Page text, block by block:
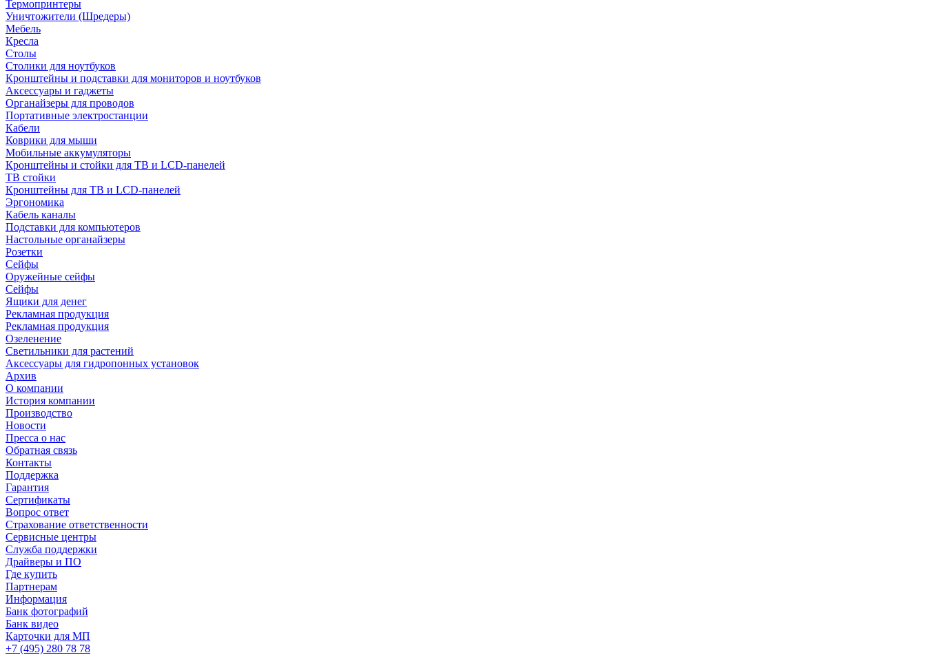
Термопринтеры
Уничтожители (Шредеры)
Мебель
Кресла
Столы
Столики для ноутбуков
Кронштейны и подставки для мониторов и ноутбуков
Аксессуары и гаджеты
Органайзеры для проводов
Портативные электростанции
Кабели
Коврики для мыши
Мобильные аккумуляторы
Кронштейны и стойки для ТВ и LCD-панелей
ТВ стойки
Кронштейны для ТВ и LCD-панелей
Эргономика
Кабель каналы
Подставки для компьютеров
Настольные органайзеры
Розетки
Сейфы
Оружейные сейфы
Сейфы
Ящики для денег
Рекламная продукция
Рекламная продукция
Озеленение
Светильники для растений
Аксессуары для гидропонных установок
Архив
О компании
История компании
Производство
Новости
Пресса о нас
Обратная связь
Контакты
Поддержка
Гарантия
Сертификаты
Вопрос ответ
Страхование ответственности
Сервисные центры
Служба поддержки
Драйверы и ПО
Где купить
Партнерам
Информация
Банк фотографий
Банк видео
Карточки для МП
+7 (495) 280 78 78